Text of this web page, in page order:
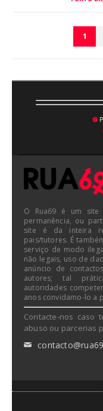
1
💥
O Rua69 é um
permanência, ou
site é da inteira
pais/tutores. É
serviço de modo
não legais, uso de
anúncio de
autores; tal
autoridades
anos convidamo-lo a
Contacte-nos caso
abuso ou parcerias
✉